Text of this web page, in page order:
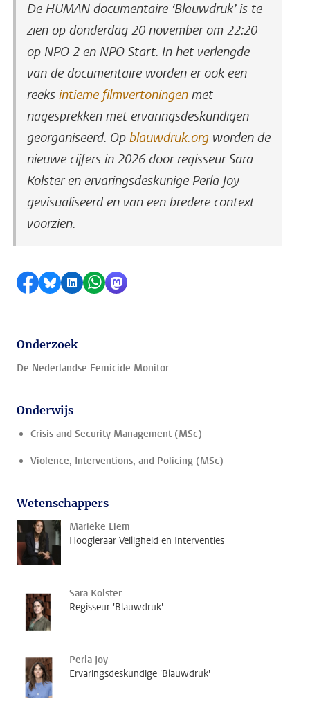
De HUMAN documentaire ‘Blauwdruk’ is te
zien op donderdag 20 november om 22:20
op NPO 2 en NPO Start. In het verlengde
van de documentaire worden er ook een
reeks intieme filmvertoningen met
nagesprekken met ervaringsdeskundigen
georganiseerd. Op blauwdruk.org worden de
nieuwe cijfers in 2026 doorregisseur Sara
Kolster en ervaringsdeskunige Perla Joy
gevisualiseerd en van een bredere context
voorzien.
Delen op Facebook
Delen via Bluesky
Delen op LinkedIn
Delen via WhatsApp
Delen via Mastodon
Onderzoek
De Nederlandse Femicide Monitor
Onderwijs
Crisis and Security Management (MSc)
Violence, Interventions, and Policing (MSc)
Wetenschappers
Marieke Liem
Hoogleraar Veiligheid en Interventies
Sara Kolster
Regisseur 'Blauwdruk'
Perla Joy
Ervaringsdeskundige 'Blauwdruk'